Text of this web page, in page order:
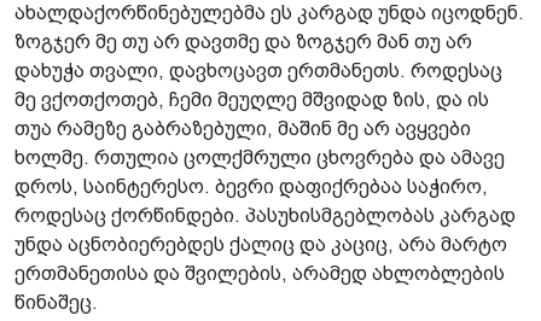
ახალდაქორწინებულებმა ეს კარგად უნდა იცოდნენ.
ზოგჯერ მე თუ არ დავთმე და ზოგჯერ მან თუ არ
დახუჭა თვალი, დავხოცავთ ერთმანეთს. როდესაც
მე ვქოთქოთებ, ჩემი მეუღლე მშვიდად ზის, და ის
თუა რამეზე გაბრაზებული, მაშინ მე არ ავყვები
ხოლმე. რთულია ცოლქმრული ცხოვრება და ამავე
დროს, საინტერესო. ბევრი დაფიქრებაა საჭირო,
როდესაც ქორწინდები. პასუხისმგებლობას კარგად
უნდა აცნობიერებდეს ქალიც და კაციც, არა მარტო
ერთმანეთისა და შვილების, არამედ ახლობლების
წინაშეც.